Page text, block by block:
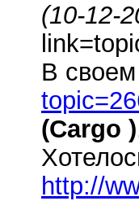
(10-12-
В
(Cargo )
http://